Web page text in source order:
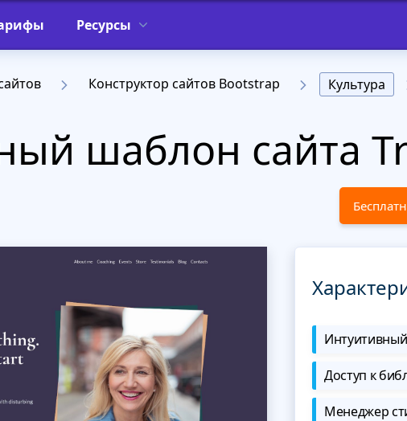
Ресурсы
Конструктор сайтов Bootstrap Культура
шаблон сайта
Доступ к
Менеджер